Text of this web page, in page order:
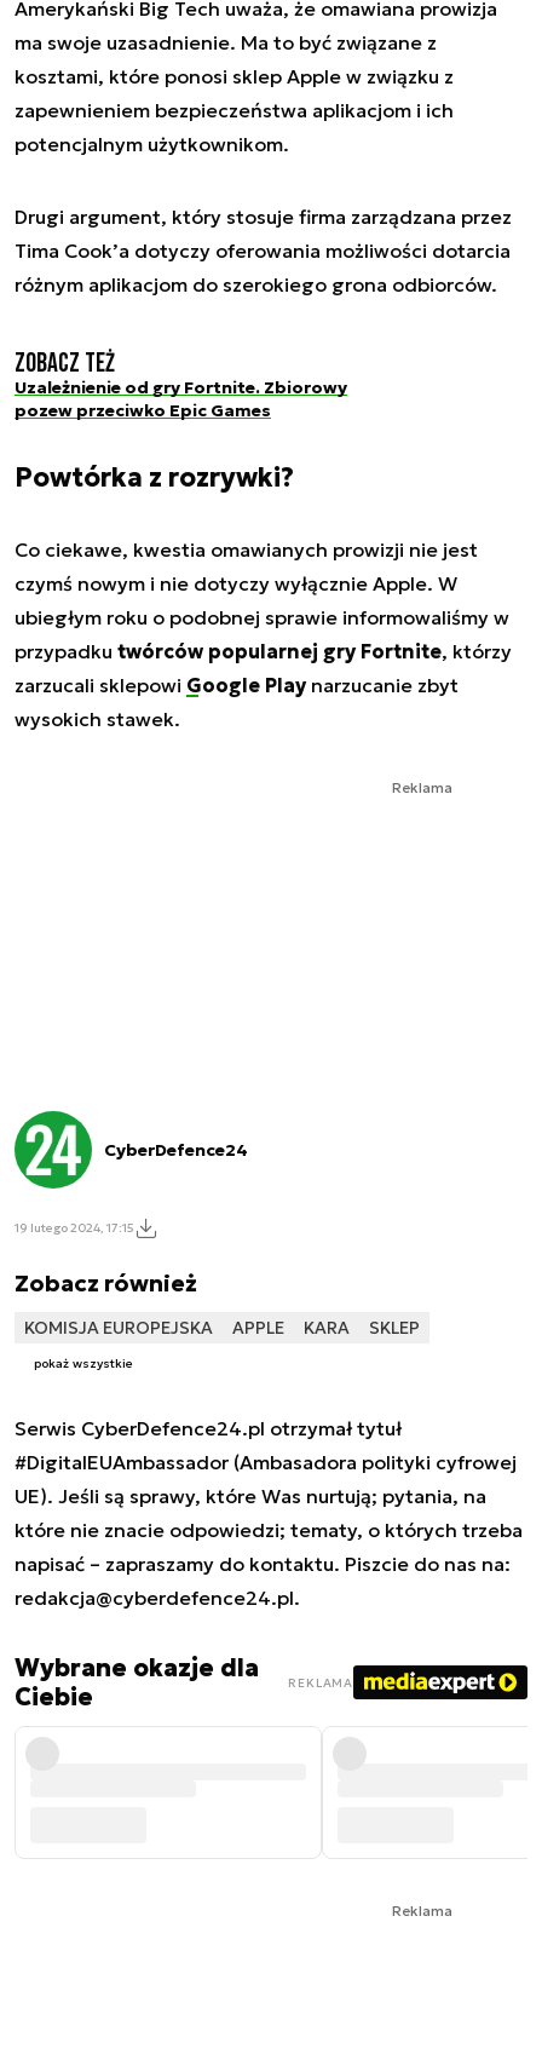
Amerykański Big Tech uważa, że omawiana prowizja
ma swoje uzasadnienie. Ma to być związane z
kosztami, które ponosi sklep Apple w związku z
zapewnieniem bezpieczeństwa aplikacjom i ich
potencjalnym użytkownikom.
Drugi argument, który stosuje firma zarządzana przez
Tima Cook’a dotyczy oferowania możliwości dotarcia
różnym aplikacjom do szerokiego grona odbiorców.
Zobacz też
Uzależnienie od gry Fortnite. Zbiorowy
pozew przeciwko Epic Games
Powtórka z rozrywki?
Co ciekawe, kwestia omawianych prowizji nie jest
czymś nowym i nie dotyczy wyłącznie Apple. W
ubiegłym roku o podobnej sprawie informowaliśmy w
przypadku twórców popularnej gry Fortnite, którzy
zarzucali sklepowi Google Playnarzucanie zbyt
wysokich stawek.
Reklama
CyberDefence24
19 lutego 2024, 17:15
Zobacz również
KOMISJA EUROPEJSKA APPLE KARA SKLEP
pokaż wszystkie
Serwis CyberDefence24.pl otrzymał tytuł
#DigitalEUAmbassador (Ambasadora polityki cyfrowej
UE). Jeśli są sprawy, które Was nurtują; pytania, na
które nie znacie odpowiedzi; tematy, o których trzeba
napisać – zapraszamy do kontaktu. Piszcie do nas na:
redakcja@cyberdefence24.pl.
Wybrane okazje dla
Ciebie
REKLAMA
Reklama